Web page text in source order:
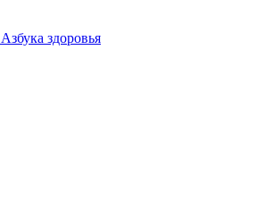
Азбука здоровья